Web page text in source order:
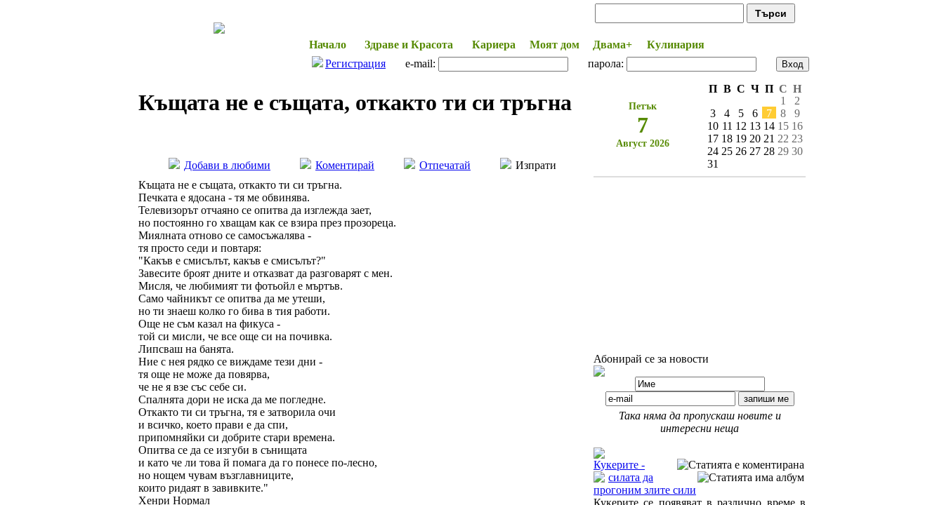
Начало Здраве и Красота Кариера Моят дом Двама+ Кулинария
Регистрация
e-mail: парола:
Къщата не е същата, откакто ти си тръгна
Добави в любими Коментирай Отпечатай
Изпрати
Къщата не е същата, откакто ти си тръгна.
Печката е ядосана - тя ме обвинява.
Телевизорът отчаяно се опитва да изглежда зает,
но постоянно го хващам как се взира през прозореца.
Миялната отново се самосъжалява -
тя просто седи и повтаря:
"Какъв е смисълът, какъв е смисълът?"
Завесите броят дните и отказват да разговарят с мен.
Мисля, че любимият ти фотьойл е мъртъв.
Само чайникът се опитва да ме утеши,
но ти знаеш колко го бива в тия работи.
Още не съм казал на фикуса -
той си мисли, че все още си на почивка.
Липсваш на банята.
Ние с нея рядко се виждаме тези дни -
тя още не може да повярва,
че не я взе със себе си.
Спалнята дори не иска да ме погледне.
Откакто ти си тръгна, тя е затворила очи
и всичко, което прави е да спи,
припомняйки си добрите стари времена.
Опитва се да се изгуби в сънищата
и като че ли това й помага да го понесе по-лесно,
но нощем чувам възглавниците,
които ридаят в завивките."
Хенри Нормал
Петък
7
Август 2026
П В С Ч П С Н
1
2
3
4 5 6 7 8
9
10 11 12 13 14 15 16
17 18 19 20 21 22 23
24 25 26 27 28 29 30
31
Абонирай се за новости
Така няма да пропускаш новите и
интересни неща
Кукерите -
силата да
прогоним злите сили
Кукерите се появяват в различно време в